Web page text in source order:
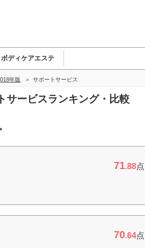
ディケアエステ
年版 サポートサービス
サービスランキング・比較
71.88点
70.64点